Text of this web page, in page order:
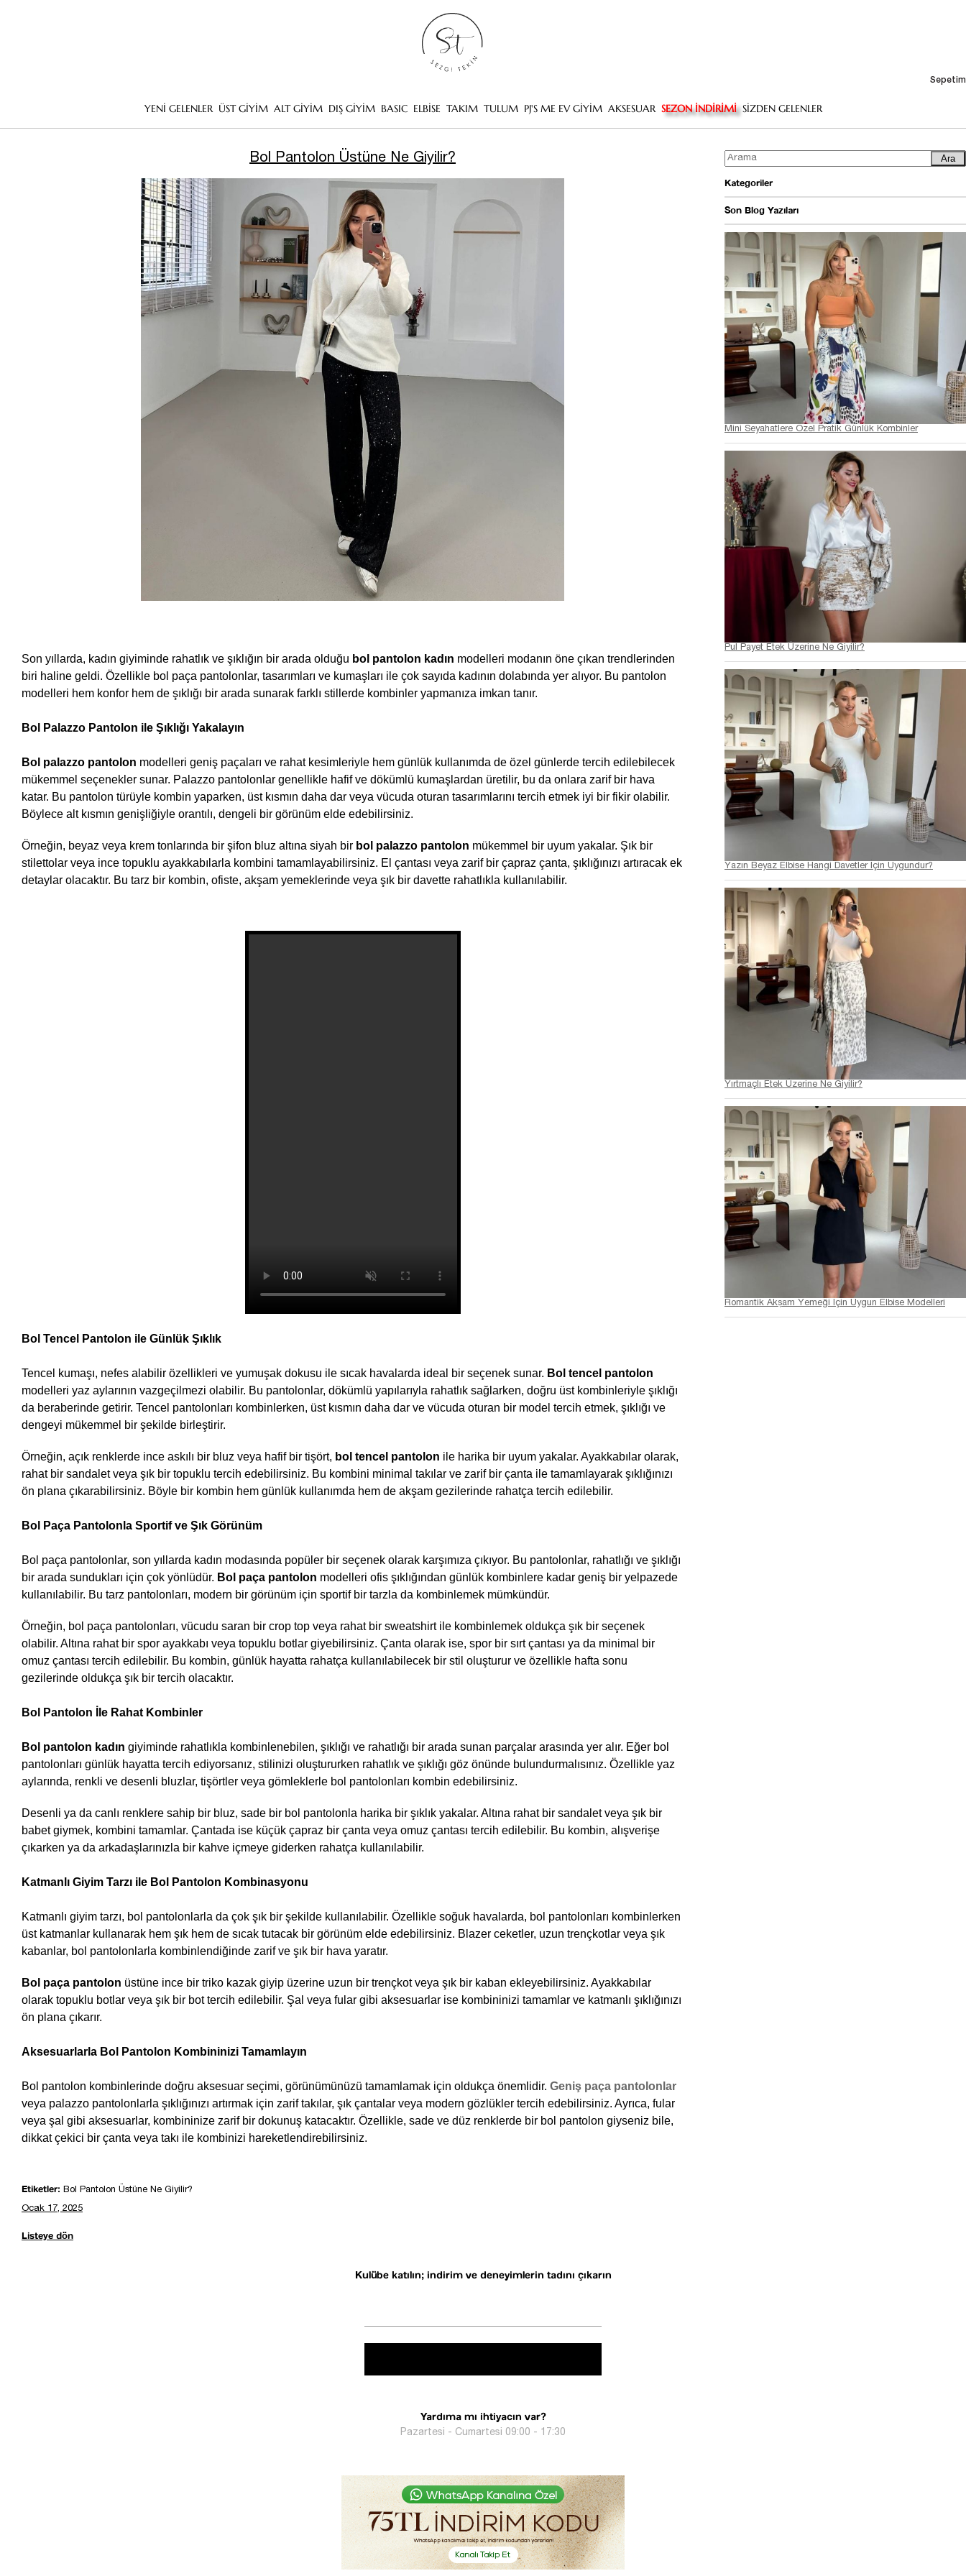
Sepetim
YENİ GELENLER ÜST GİYİM ALT GİYİM DIŞ GİYİM BASIC ELBİSE TAKIM TULUM PJ'S ME EV GİYİM AKSESUAR SEZON İNDİRİMİ SİZDEN GELENLER
Bol Pantolon Üstüne Ne Giyilir?
Son yıllarda, kadın giyiminde rahatlık ve şıklığın bir arada olduğu bol pantolon kadın modelleri modanın öne çıkan trendlerinden
biri haline geldi. Özellikle bol paça pantolonlar, tasarımları ve kumaşları ile çok sayıda kadının dolabında yer alıyor. Bu pantolon
modelleri hem konfor hem de şıklığı bir arada sunarak farklı stillerde kombinler yapmanıza imkan tanır.
Bol Palazzo Pantolon ile Şıklığı Yakalayın
Bol palazzo pantolon modelleri geniş paçaları ve rahat kesimleriyle hem günlük kullanımda de özel günlerde tercih edilebilecek
mükemmel seçenekler sunar. Palazzo pantolonlar genellikle hafif ve dökümlü kumaşlardan üretilir, bu da onlara zarif bir hava
katar. Bu pantolon türüyle kombin yaparken, üst kısmın daha dar veya vücuda oturan tasarımlarını tercih etmek iyi bir fikir olabilir.
Böylece alt kısmın genişliğiyle orantılı, dengeli bir görünüm elde edebilirsiniz.
Örneğin, beyaz veya krem tonlarında bir şifon bluz altına siyah bir bol palazzo pantolon mükemmel bir uyum yakalar. Şık bir
stilettolar veya ince topuklu ayakkabılarla kombini tamamlayabilirsiniz. El çantası veya zarif bir çapraz çanta, şıklığınızı artıracak ek
detaylar olacaktır. Bu tarz bir kombin, ofiste, akşam yemeklerinde veya şık bir davette rahatlıkla kullanılabilir.
Bol Tencel Pantolon ile Günlük Şıklık
Tencel kumaşı, nefes alabilir özellikleri ve yumuşak dokusu ile sıcak havalarda ideal bir seçenek sunar. Bol tencel pantolon
modelleri yaz aylarının vazgeçilmezi olabilir. Bu pantolonlar, dökümlü yapılarıyla rahatlık sağlarken, doğru üst kombinleriyle şıklığı
da beraberinde getirir. Tencel pantolonları kombinlerken, üst kısmın daha dar ve vücuda oturan bir model tercih etmek, şıklığı ve
dengeyi mükemmel bir şekilde birleştirir.
Örneğin, açık renklerde ince askılı bir bluz veya hafif bir tişört, bol tencel pantolon ile harika bir uyum yakalar. Ayakkabılar olarak,
rahat bir sandalet veya şık bir topuklu tercih edebilirsiniz. Bu kombini minimal takılar ve zarif bir çanta ile tamamlayarak şıklığınızı
ön plana çıkarabilirsiniz. Böyle bir kombin hem günlük kullanımda hem de akşam gezilerinde rahatça tercih edilebilir.
Bol Paça Pantolonla Sportif ve Şık Görünüm
Bol paça pantolonlar, son yıllarda kadın modasında popüler bir seçenek olarak karşımıza çıkıyor. Bu pantolonlar, rahatlığı ve şıklığı
bir arada sundukları için çok yönlüdür. Bol paça pantolon modelleri ofis şıklığından günlük kombinlere kadar geniş bir yelpazede
kullanılabilir. Bu tarz pantolonları, modern bir görünüm için sportif bir tarzla da kombinlemek mümkündür.
Örneğin, bol paça pantolonları, vücudu saran bir crop top veya rahat bir sweatshirt ile kombinlemek oldukça şık bir seçenek
olabilir. Altına rahat bir spor ayakkabı veya topuklu botlar giyebilirsiniz. Çanta olarak ise, spor bir sırt çantası ya da minimal bir
omuz çantası tercih edilebilir. Bu kombin, günlük hayatta rahatça kullanılabilecek bir stil oluşturur ve özellikle hafta sonu
gezilerinde oldukça şık bir tercih olacaktır.
Bol Pantolon İle Rahat Kombinler
Bol pantolon kadın giyiminde rahatlıkla kombinlenebilen, şıklığı ve rahatlığı bir arada sunan parçalar arasında yer alır. Eğer bol
pantolonları günlük hayatta tercih ediyorsanız, stilinizi oluştururken rahatlık ve şıklığı göz önünde bulundurmalısınız. Özellikle yaz
aylarında, renkli ve desenli bluzlar, tişörtler veya gömleklerle bol pantolonları kombin edebilirsiniz.
Desenli ya da canlı renklere sahip bir bluz, sade bir bol pantolonla harika bir şıklık yakalar. Altına rahat bir sandalet veya şık bir
babet giymek, kombini tamamlar. Çantada ise küçük çapraz bir çanta veya omuz çantası tercih edilebilir. Bu kombin, alışverişe
çıkarken ya da arkadaşlarınızla bir kahve içmeye giderken rahatça kullanılabilir.
Katmanlı Giyim Tarzı ile Bol Pantolon Kombinasyonu
Katmanlı giyim tarzı, bol pantolonlarla da çok şık bir şekilde kullanılabilir. Özellikle soğuk havalarda, bol pantolonları kombinlerken
üst katmanlar kullanarak hem şık hem de sıcak tutacak bir görünüm elde edebilirsiniz. Blazer ceketler, uzun trençkotlar veya şık
kabanlar, bol pantolonlarla kombinlendiğinde zarif ve şık bir hava yaratır.
Bol paça pantolon üstüne ince bir triko kazak giyip üzerine uzun bir trençkot veya şık bir kaban ekleyebilirsiniz. Ayakkabılar
olarak topuklu botlar veya şık bir bot tercih edilebilir. Şal veya fular gibi aksesuarlar ise kombininizi tamamlar ve katmanlı şıklığınızı
ön plana çıkarır.
Aksesuarlarla Bol Pantolon Kombininizi Tamamlayın
Bol pantolon kombinlerinde doğru aksesuar seçimi, görünümünüzü tamamlamak için oldukça önemlidir. Geniş paça pantolonlar
veya palazzo pantolonlarla şıklığınızı artırmak için zarif takılar, şık çantalar veya modern gözlükler tercih edebilirsiniz. Ayrıca, fular
veya şal gibi aksesuarlar, kombininize zarif bir dokunuş katacaktır. Özellikle, sade ve düz renklerde bir bol pantolon giyseniz bile,
dikkat çekici bir çanta veya takı ile kombinizi hareketlendirebilirsiniz.
Etiketler: Bol Pantolon Üstüne Ne Giyilir?
Ocak 17, 2025
Listeye dön
Ara
Kategoriler
Son Blog Yazıları
Mini Seyahatlere Özel Pratik Günlük Kombinler
Pul Payet Etek Üzerine Ne Giyilir?
Yazın Beyaz Elbise Hangi Davetler İçin Uygundur?
Yırtmaçlı Etek Üzerine Ne Giyilir?
Romantik Akşam Yemeği İçin Uygun Elbise Modelleri
Kulübe katılın; indirim ve deneyimlerin tadını çıkarın
Yardıma mı ihtiyacın var?
Pazartesi - Cumartesi 09:00 - 17:30
Fırsatları İlk Siz Yakalayın!
İndirim ve fırsatlardan ilk sizin haberiniz olsun, kayıt
olun ve avantajlardan yararlanın!
Kampanya, duyuru ve bilgilendirmelerden E-Posta,
WhatsApp ve SMS yoluyla haberdar olmak istediğimi
belirtiyorum. Aydınlatma metni için tıklayın
Kaydet